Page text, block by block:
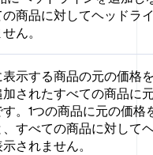
商品に対してヘッドラ
ん。
示する商品の元の価格
されたすべての商品に
。1つの商品に元の価格
すべての商品に対して
されません。